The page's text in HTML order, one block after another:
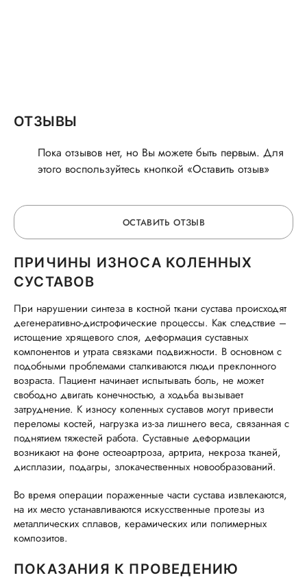
ОТЗЫВЫ
Пока отзывов нет, но Вы можете быть первым. Для
этого воспользуйтесь кнопкой «Оставить отзыв»
ОСТАВИТЬ ОТЗЫВ
ОСТАВЬТЕ ОТЗЫВ
ОБ УСЛУГЕ
ГОРЯЧАЯ ЛИНИЯ КАЧЕСТВА
ПРИЧИНЫ ИЗНОСА КОЛЕННЫХ
СУСТАВОВ
При нарушении синтеза в костной ткани сустава происходят
дегенеративно-дистрофические процессы. Как следствие –
истощение хрящевого слоя, деформация суставных
компонентов и утрата связками подвижности. В основном с
подобными проблемами сталкиваются люди преклонного
возраста. Пациент начинает испытывать боль, не может
свободно двигать конечностью, а ходьба вызывает
затруднение. К износу коленных суставов могут привести
переломы костей, нагрузка из-за лишнего веса, связанная с
поднятием тяжестей работа. Суставные деформации
возникают на фоне остеоартроза, артрита, некроза тканей,
дисплазии, подагры, злокачественных новообразований.
Во время операции пораженные части сустава извлекаются,
на их место устанавливаются искусственные протезы из
металлических сплавов, керамических или полимерных
композитов.
ПОКАЗАНИЯ К ПРОВЕДЕНИЮ